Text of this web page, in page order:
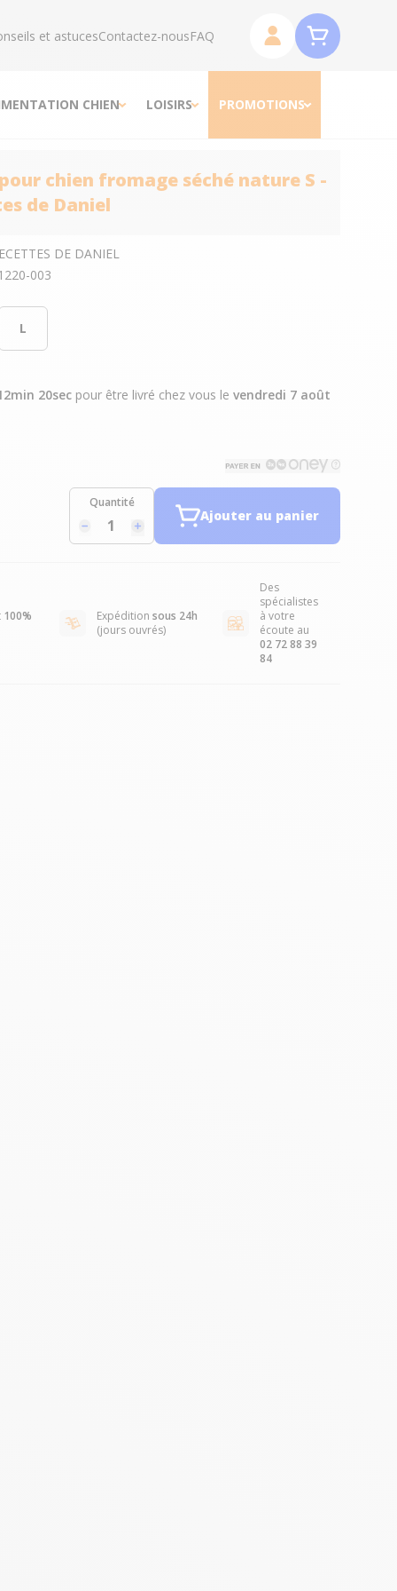
et astucesContactez-nousFAQ
CHIEN LOISIRS PROMOTIONS
chien fromage séché nature S -
de Daniel
DE DANIEL
003
L
19secpour être livré chez vous le vendredi 7 août
Quantité
Ajouter au panier
100%
Expédition sous 24h
(jours ouvrés)
Des
spécialistes
à votre
écoute au
02 72 88 39
84